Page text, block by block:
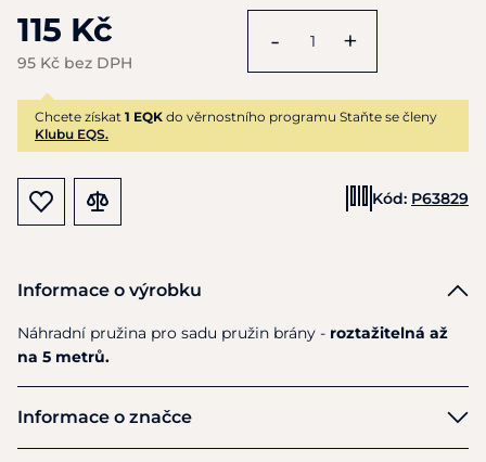
115 Kč
95 Kč bez DPH
- +
Chcete získat 1 EQK do věrnostního programu Staňte se členy
Klubu EQS.
Kód: P63829
Informace o výrobku
Náhradní pružina pro sadu pružin brány - roztažitelná až
na 5 metrů.
Informace o značce